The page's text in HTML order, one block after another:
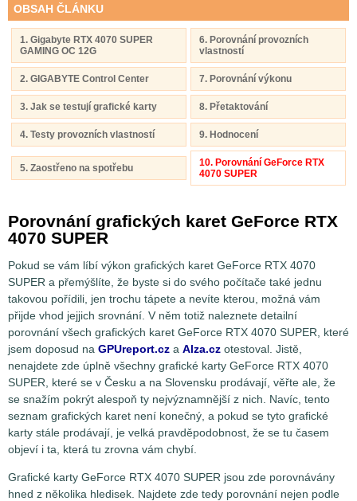
OBSAH ČLÁNKU
1. Gigabyte RTX 4070 SUPER
GAMING OC 12G
6. Porovnání provozních
vlastností
2. GIGABYTE Control Center 7. Porovnání výkonu
3. Jak se testují grafické karty 8. Přetaktování
4. Testy provozních vlastností 9. Hodnocení
5. Zaostřeno na spotřebu
10. Porovnání GeForce RTX
4070 SUPER
Porovnání grafických karet GeForce RTX
4070 SUPER
Pokud se vám líbí výkon grafických karet GeForce RTX 4070
SUPER a přemýšlíte, že byste si do svého počítače také jednu
takovou pořídili, jen trochu tápete a nevíte kterou, možná vám
přijde vhod jejjich srovnání. V něm totiž naleznete detailní
porovnání všech grafických karet GeForce RTX 4070 SUPER, které
jsem doposud na GPUreport.cz a Alza.cz otestoval. Jistě,
nenajdete zde úplně všechny grafické karty GeForce RTX 4070
SUPER, které se v Česku a na Slovensku prodávají, věřte ale, že
se snažím pokrýt alespoň ty nejvýznamnější z nich. Navíc, tento
seznam grafických karet není konečný, a pokud se tyto grafické
karty stále prodávají, je velká pravděpodobnost, že se tu časem
objeví i ta, která tu zrovna vám chybí.
Grafické karty GeForce RTX 4070 SUPER jsou zde porovnávány
hned z několika hledisek. Najdete zde tedy porovnání nejen podle